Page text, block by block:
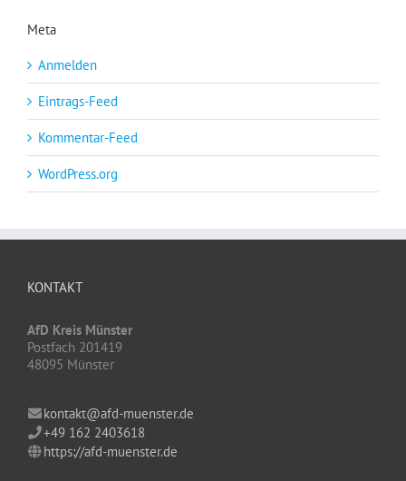
Meta
Anmelden
Eintrags-Feed
Kommentar-Feed
WordPress.org
KONTAKT
AfD Kreis Münster
Postfach 201419
48095 Münster
kontakt@afd-muenster.de
+49 162 2403618
https://afd-muenster.de